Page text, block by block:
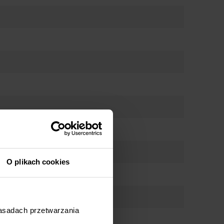
O plikach cookies
przetwarzania